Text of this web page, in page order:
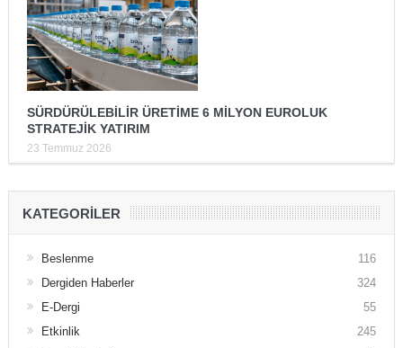
SÜRDÜRÜLEBİLİR ÜRETİME 6 MİLYON EUROLUK
STRATEJİK YATIRIM
23 Temmuz 2026
KATEGORILER
Beslenme
116
Dergiden Haberler
324
E-Dergi
55
Etkinlik
245